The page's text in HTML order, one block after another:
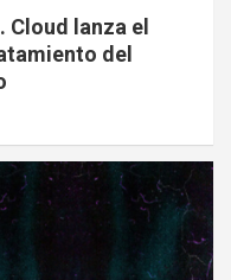
Cloud lanza el
del